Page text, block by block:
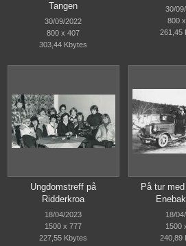
Tangen
30/09/2022
800 x 407
303,44 Kbytes
30/
800 x
261,45
Ungdomstreff på
Ridderkroa
18/04/2023
1500 x 777
227,55 Kbytes
På tur
18/
1500
240,89